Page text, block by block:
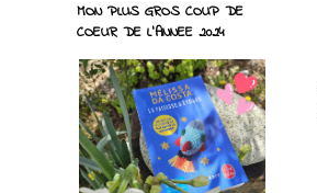
MON PLUS GROS COUP DE
COEUR DE L'ANNEE 2024